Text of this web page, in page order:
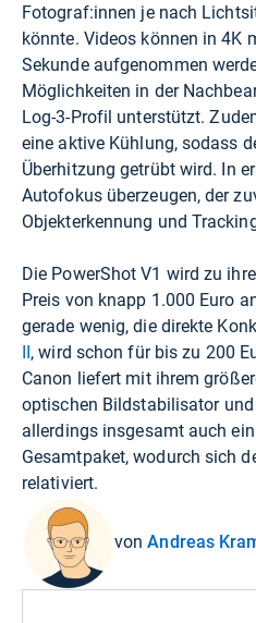
Fotograf:innen je nach
könnte. Videos können in 4K
Sekunde aufgenommen
Möglichkeiten in der
Log-3-Profil unterstützt.
eine aktive Kühlung, sodass
Überhitzung getrübt wird. In
Autofokus überzeugen, der
Objekterkennung und
Die PowerShot V1 wird zu
Preis von knapp 1.000 Euro
gerade wenig, die direkte
II, wird schon für bis zu 200
Canon liefert mit ihrem
optischen Bildstabilisator
allerdings insgesamt auch
Gesamtpaket, wodurch sich
relativiert.
vonAndreas